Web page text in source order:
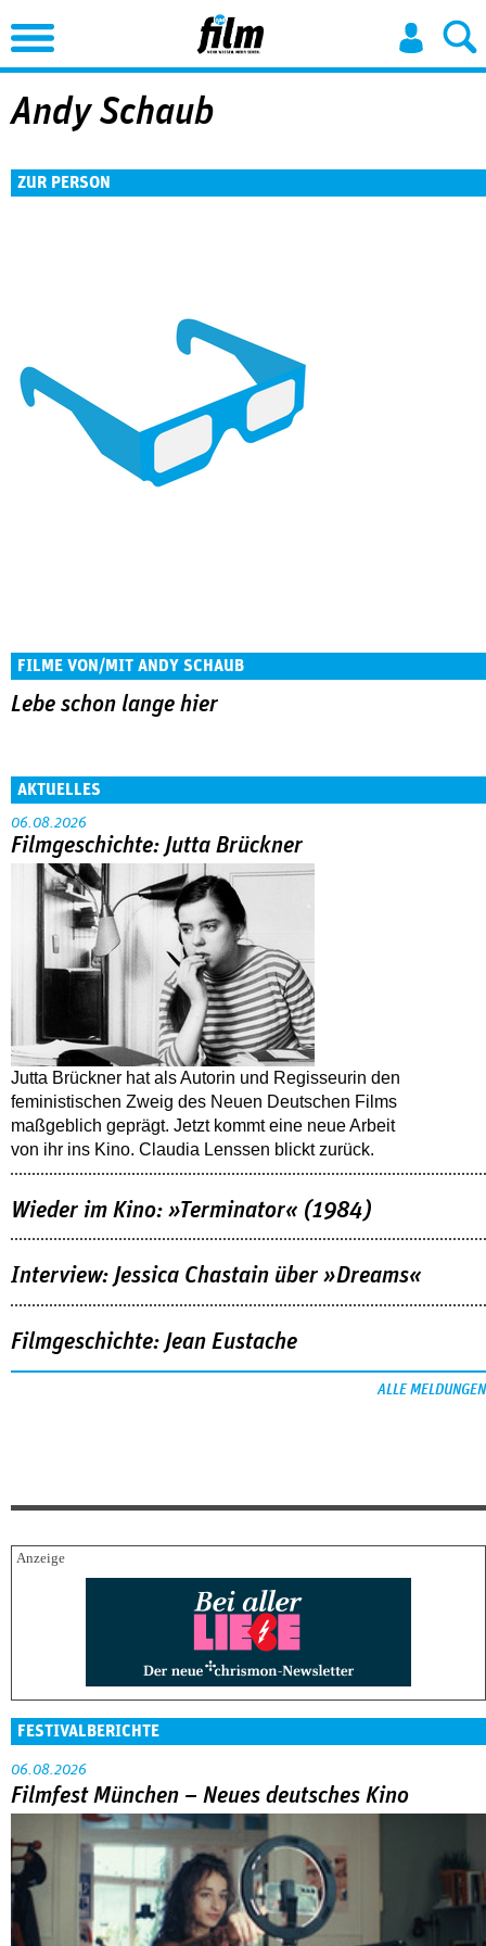
Jump to Navigation
Andy Schaub
ZUR PERSON
FILME VON/MIT ANDY SCHAUB
Lebe schon lange hier
AKTUELLES
06.08.2026
Filmgeschichte: Jutta Brückner
Jutta Brückner hat als Autorin und Regisseurin den
feministischen Zweig des Neuen Deutschen Films
maßgeblich geprägt. Jetzt kommt eine neue Arbeit
von ihr ins Kino. Claudia Lenssen blickt zurück.
Wieder im Kino: »Terminator« (1984)
Interview: Jessica Chastain über »Dreams«
Filmgeschichte: Jean Eustache
ALLE MELDUNGEN
FESTIVALBERICHTE
06.08.2026
Filmfest München – Neues deutsches Kino